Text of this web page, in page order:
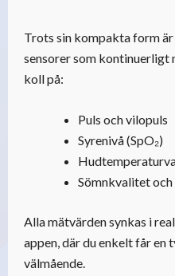
Trots sin kompakta form
sensorer som kontinuerligt
koll på:
Puls och vilopuls
Syrenivå (SpO₂)
Sömnkvalitet
Alla mätvärden synkas i
appen, där du enkelt får
välmående.